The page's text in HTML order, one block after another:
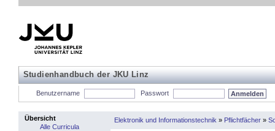
Studienhandbuch der JKU Linz
Benutzername Passwort
Übersicht
Alle Curricula
Elektronik und Informationstechnik » Pflichtfächer »